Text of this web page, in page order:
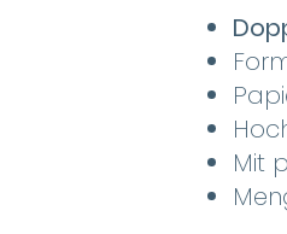
Mit